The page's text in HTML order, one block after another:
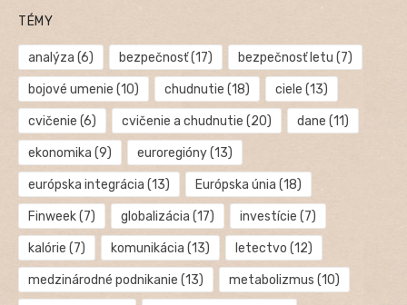
TÉMY
analýza (6) bezpečnosť(17) bezpečnosť letu (7)
bojové umenie (10) chudnutie (18) ciele (13)
cvičenie (6) cvičenie a chudnutie (20) dane (11)
ekonomika (9) euroregióny(13)
európska integrácia (13) Európska únia (18)
Finweek(7) globalizácia (17) investície (7)
kalórie (7) komunikácia (13) letectvo (12)
medzinárodné podnikanie (13) metabolizmus (10)